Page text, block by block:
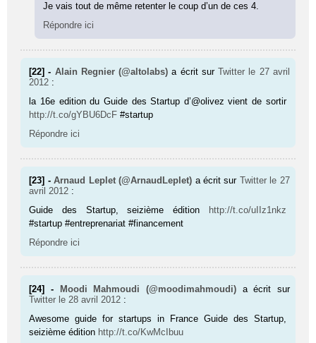
Je vais tout de même retenter le coup d’un de ces 4.
Répondre ici
[22] - Alain Regnier (@altolabs) a écrit surTwitter le 27 avril
2012 :
la 16e edition du Guide des Startup d’@olivez vient de sortir
http://t.co/gYBU6DcF #startup
Répondre ici
[23] -Arnaud Leplet (@ArnaudLeplet) a écrit sur Twitter le 27
avril 2012 :
Guide des Startup, seizième édition
http://t.co/uIIz1nkz
#startup #entreprenariat #financement
Répondre ici
[24] - Moodi Mahmoudi (@moodimahmoudi)
a écrit sur
Twitter le 28 avril 2012 :
Awesome guide for startups in France Guide des Startup,
seizième édition http://t.co/KwMcIbuu